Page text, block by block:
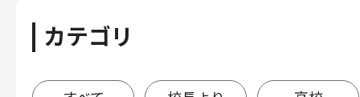
カテゴリ